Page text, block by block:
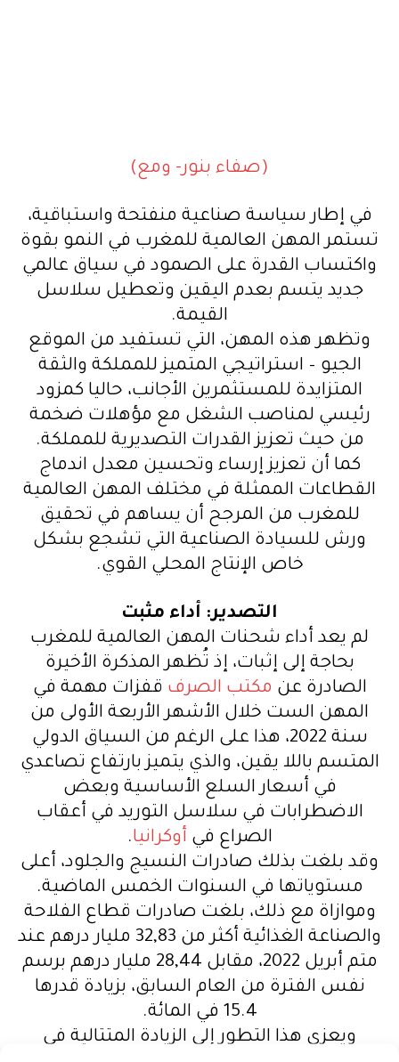
(صفاء بنور- ومع)
في إطار سياسة صناعية منفتحة واستباقية،
تستمر المهن العالمية للمغرب في النمو بقوة
واكتساب القدرة على الصمود في سياق عالمي
جديد يتسم بعدم اليقين وتعطيل سلاسل
القيمة.
وتظهر هذه المهن، التي تستفيد من الموقع
الجيو – استراتيجي المتميز للمملكة والثقة
المتزايدة للمستثمرين الأجانب، حاليا كمزود
رئيسي لمناصب الشغل مع مؤهلات ضخمة
من حيث تعزيز القدرات التصديرية للمملكة.
كما أن تعزيز إرساء وتحسين معدل اندماج
القطاعات الممثلة في مختلف المهن العالمية
للمغرب من المرجح أن يساهم في تحقيق
ورش للسيادة الصناعية التي تشجع بشكل
خاص الإنتاج المحلي القوي.
التصدير: أداء مثبت
لم يعد أداء شحنات المهن العالمية للمغرب
بحاجة إلى إثبات، إذ تُظهر المذكرة الأخيرة
الصادرة عن مكتب الصرف قفزات مهمة في
المهن الست خلال الأشهر الأربعة الأولى من
سنة 2022، هذا على الرغم من السياق الدولي
المتسم باللا يقين، والذي يتميز بارتفاع تصاعدي
في أسعار السلع الأساسية وبعض
الاضطرابات في سلاسل التوريد في أعقاب
الصراع في أوكرانيا.
وقد بلغت بذلك صادرات النسيج والجلود، أعلى
مستوياتها في السنوات الخمس الماضية.
وموازاة مع ذلك، بلغت صادرات قطاع الفلاحة
والصناعة الغذائية أكثر من 32,83 مليار درهم عند
متم أبريل 2022، مقابل 28,44 مليار درهم برسم
نفس الفترة من العام السابق، بزيادة قدرها
15.4 في المائة.
ويعزى هذا التطور إلى الزيادة المتتالية في